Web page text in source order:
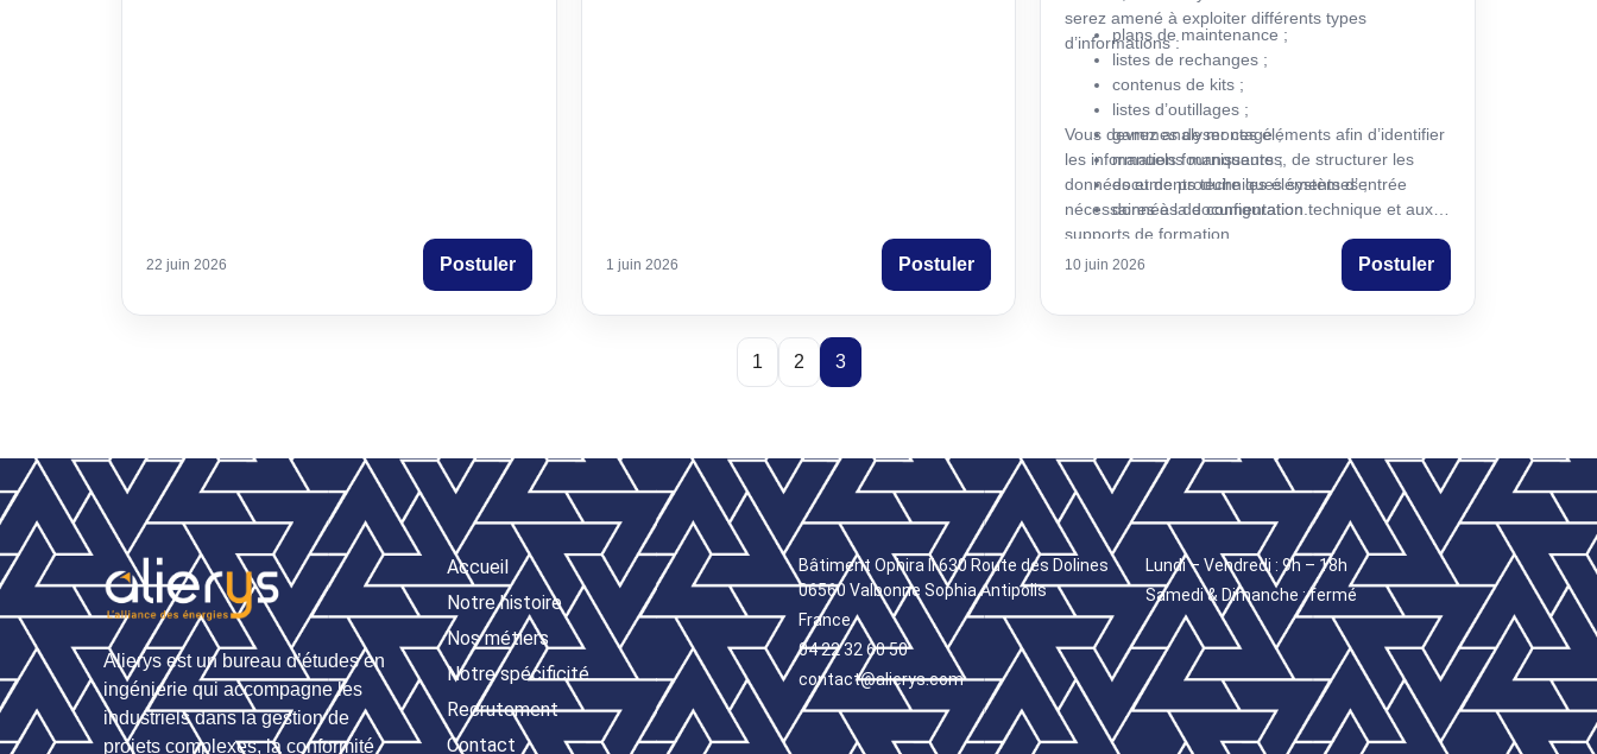
22 juin 2026 Postuler 1 juin 2026 Postuler
serez amené à exploiter différents types
d’informations :
plans de maintenance ;
listes de rechanges ;
contenus de kits ;
listes d’outillages ;
gammes de montage ;
manuels fournisseurs ;
documents techniques systèmes ;
données de configuration.
Vous devrez analyser ces éléments afin d’identifier
les informations manquantes, de structurer les
données et de produire les éléments d’entrée
nécessaires à la documentation technique et aux
supports de formation.
10 juin 2026 Postuler
1 2 3
Alierys est un bureau d’études en
ingénierie qui accompagne les
industriels dans la gestion de
projets complexes, la conformité
Accueil
Notre histoire
Nos métiers
Notre spécificité
Recrutement
Contact
Bâtiment Ophira II 630 Route des Dolines
06560 Valbonne Sophia Antipolis
France
04 22 32 60 50
contact@alierys.com
Lundi – Vendredi : 9h – 18h
Samedi & Dimanche : fermé